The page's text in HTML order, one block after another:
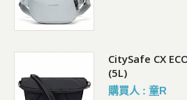
CitySafe CX
(5L)
購買人 : 童R